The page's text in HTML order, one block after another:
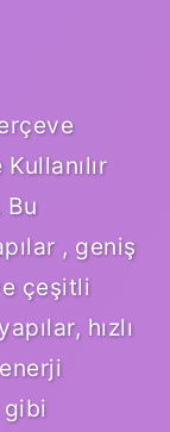
Bu
, geniş
çeşitli
hızlı